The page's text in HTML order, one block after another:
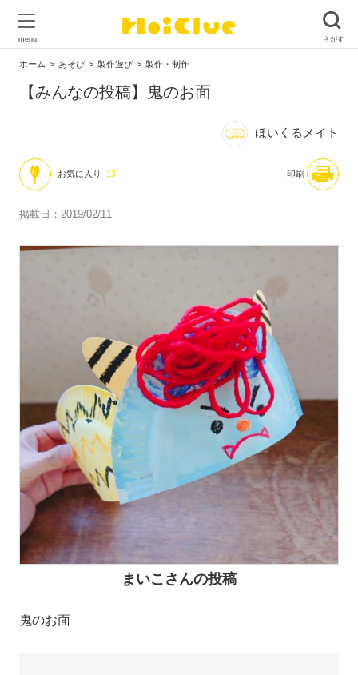
ホーム あそび 製作遊び 製作・制作
【みんなの投稿】鬼のお面
ほいくるメイト
お気に入り 13 印刷
掲載日：2019/02/11
まいこさんの投稿
鬼のお面